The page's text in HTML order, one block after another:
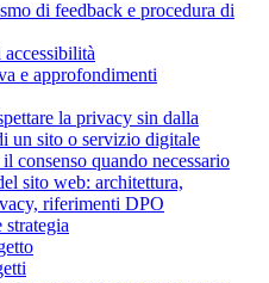
di feedback e procedura di
e approfondimenti
la privacy sin dalla
un sito o servizio digitale
consenso quando necessario
sito web: architettura,
riferimenti DPO